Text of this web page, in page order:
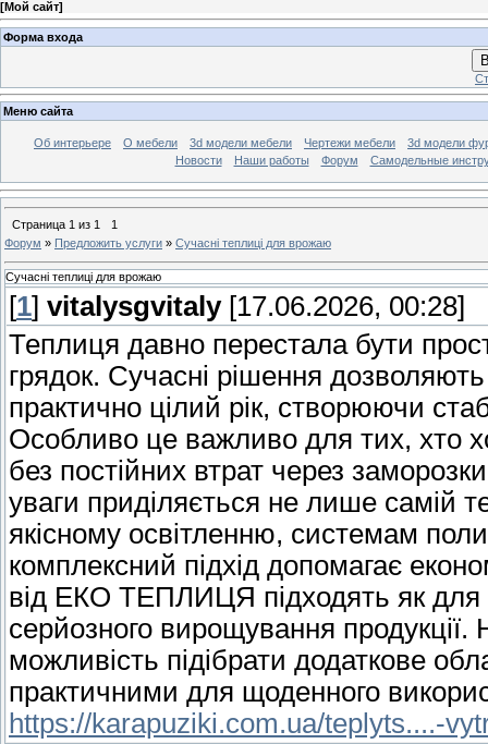
[Мой сайт]
Форма входа
Меню сайта
Об интерьере О мебели 3d модели мебели Чертежи мебели
3d модели
Новости
Наши работы Форум Самодельные
Страница 1 из 1
1
Форум » Предложить услуги » Сучасні теплиці для врожаю
Сучасні теплиці для врожаю
[1] vitalysgvitaly[17.06.2026, 00:28]
Теплиця давно перестала бути
грядок. Сучасні рішення
практично цілий рік, створюючи
Особливо це важливо для тих, хто
без постійних втрат через
уваги приділяється не лише самій
якісному освітленню, системам
комплексний підхід допомагає
від ЕКО ТЕПЛИЦЯ підходять як для
серйозного вирощування продукції.
можливість підібрати додаткове
практичними для щоденного
https://karapuziki.com.ua/teplyts....-